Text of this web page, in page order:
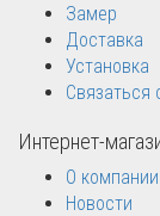
Замер
Доставка
Установка
Связаться
Интернет-
О компании
Новости